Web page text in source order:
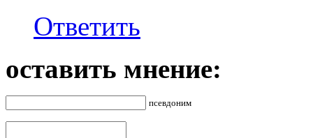
Ответить
оставить мнение:
псевдоним